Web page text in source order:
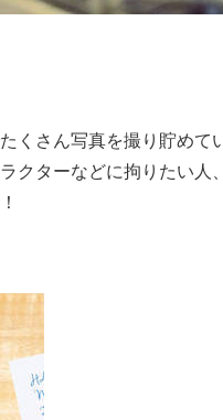
くさん写真を撮り貯めて
クターなどに拘りたい人